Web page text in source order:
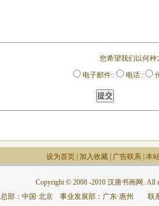
您希望我们以何种
电子邮件::
电话::
设为首页 加入收藏 广告联系 本
Copyright © 2008 -2010 汉唐书画网. All
总部：中国·北京 事业发展部：广东·惠州 联系